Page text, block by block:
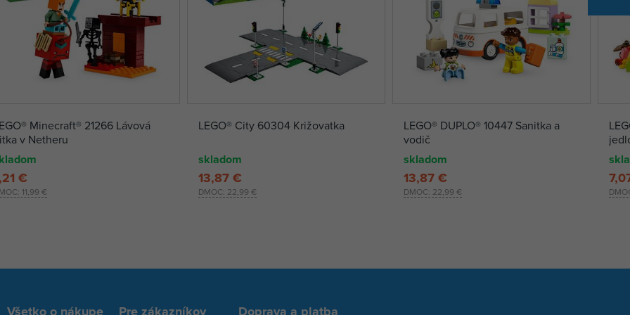
Minecraft® 21266 Lávová
v Netheru
11,99 €
€
LEGO® City 60304 Križovatka
skladom
DMOC: 22,99 €
13,87 €
LEGO® DUPLO® 10447 Sanitka a
vodič
skladom
DMOC: 22,99 €
13,87 €
Všetko o nákupe Pre zákazníkov Doprava a platba